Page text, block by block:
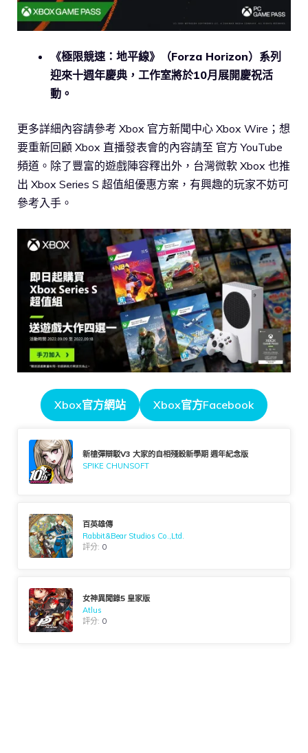
《極限競速：地平線》（Forza Horizon）系列
迎來十週年慶典，工作室將於10月展開慶祝活
動。
更多詳細內容請參考 Xbox 官方新聞中心 Xbox Wire；想
要重新回顧 Xbox 直播發表會的內容請至 官方 YouTube
頻道。除了豐富的遊戲陣容釋出外，台灣微軟 Xbox 也推
出 Xbox Series S 超值組優惠方案，有興趣的玩家不妨可
參考入手。
Xbox官方網站 Xbox官方Facebook
新槍彈辯駁V3 大家的自相殘殺新學期 週年紀念版
SPIKE CHUNSOFT
百英雄傳
Rabbit&Bear Studios Co.,Ltd.
評分: 0
女神異聞錄5 皇家版
Atlus
評分: 0